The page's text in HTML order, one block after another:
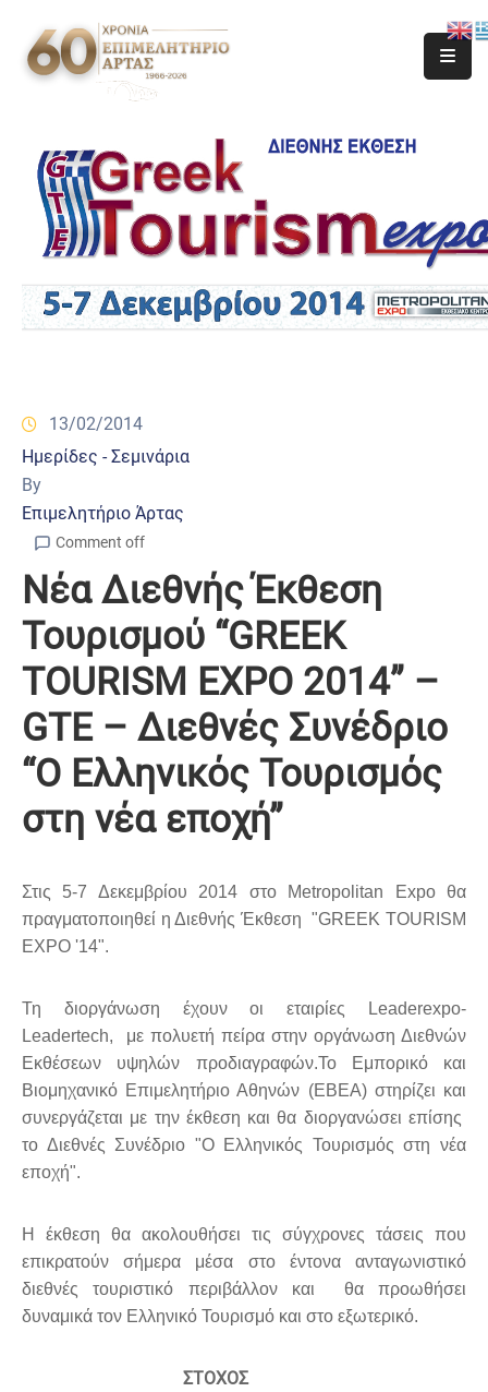
13/02/2014
Ημερίδες - Σεμινάρια
By
Επιμελητήριο Άρτας
Comment off
Νέα Διεθνής Έκθεση
Τουρισμού “GREEK
TOURISM EXPO 2014” –
GTE – Διεθνές Συνέδριο
“Ο Ελληνικός Τουρισμός
στη νέα εποχή”
Στις 5-7 Δεκεμβρίου 2014 στο Metropolitan Expo θα
πραγματοποιηθεί η Διεθνής Έκθεση "GREEK TOURISM
EXPO '14".
Τη διοργάνωση έχουν οι εταιρίες Leaderexpo-
Leadertech, με πολυετή πείρα στην οργάνωση Διεθνών
Εκθέσεων υψηλών προδιαγραφών.Το Εμπορικό και
Βιομηχανικό Επιμελητήριο Αθηνών (ΕΒΕΑ) στηρίζει και
συνεργάζεται με την έκθεση και θα διοργανώσει επίσης
το Διεθνές Συνέδριο "Ο Ελληνικός Τουρισμός στη νέα
εποχή".
Η έκθεση θα ακολουθήσει τις σύγχρονες τάσεις που
επικρατούν σήμερα μέσα στο έντονα ανταγωνιστικό
διεθνές τουριστικό περιβάλλον και θα προωθήσει
δυναμικά τον Ελληνικό Τουρισμό και στο εξωτερικό.
ΣΤΟΧΟΣ